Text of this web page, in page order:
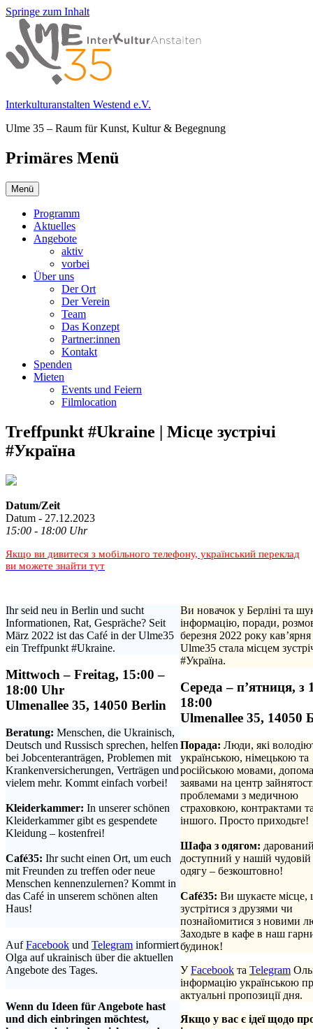
Springe zum Inhalt
Interkulturanstalten Westend e.V.
Ulme 35 – Raum für Kunst, Kultur & Begegnung
Primäres Menü
Menü
Programm
Aktuelles
Angebote
aktiv
vorbei
Über uns
Der Ort
Der Verein
Team
Das Konzept
Partner:innen
Kontakt
Spenden
Mieten
Events und Feiern
Filmlocation
Treffpunkt #Ukraine | Місце зустрічі
#Україна
Datum/Zeit
Datum - 27.12.2023
15:00 - 18:00 Uhr
Якщо ви дивитеся з мобільного телефону, український переклад
ви можете знайти тут
Ihr seid neu in Berlin und sucht
Informationen, Rat, Gespräche? Seit
März 2022 ist das Café in der Ulme35
ein Treffpunkt #Ukraine.
Mittwoch – Freitag, 15:00 –
18:00 Uhr
Ulmenallee 35, 14050 Berlin
Beratung: Menschen, die Ukrainisch,
Deutsch und Russisch sprechen, helfen
bei Jobcenteranträgen, Problemen mit
Krankenversicherungen, Verträgen und
vielem mehr. Kommt einfach vorbei!
Kleiderkammer: In unserer schönen
Kleiderkammer gibt es gespendete
Kleidung – kostenfrei!
Café35: Ihr sucht einen Ort, um euch
mit Freunden zu treffen oder neue
Menschen kennenzulernen? Kommt in
das Café in unserem schönen alten
Haus!
AufFacebook und Telegram informiert
Olga auf ukrainisch über die aktuellen
Angebote des Tages.
Wenn du Ideen für Angebote hast
und dich einbringen möchtest,
Ви новачок у Берліні та
інформацію, поради,
березня 2022 року
Ulme35 стала місцем
#Україна.
Середа – п’ятниця, з
18:00
Ulmenallee 35, 14050
Порада: Люди, які
українською, німецькою та
російською мовами,
заявами на центр
проблемами з медичною
страховкою, контрактами
іншого. Просто приходьте!
Шафа з одягом:
доступний у нашій
одягу – безкоштовно!
Café35: Ви шукаєте місце,
зустрітися з друзями чи
познайомитися з новими
Заходьте в кафе в наш
будинок!
УFacebook та Telegram
інформацію українською
актуальні пропозиції дня.
Якщо у вас є ідеї щодо